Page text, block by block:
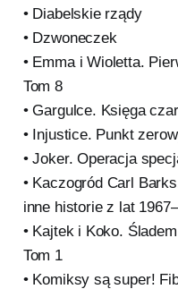
• Diabelskie rządy
• Dzwoneczek
• Emma i Wioletta.
Tom 8
• Gargulce. Księga
• Injustice. Punkt
• Joker. Operacja
• Kaczogród Carl
inne historie z lat
• Kajtek i Koko.
Tom 1
• Komiksy są super!